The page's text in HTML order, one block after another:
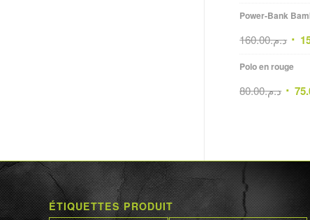
Power-Bank
د.م.160.00
Polo en rouge
د.م.80.00
ÉTIQUETTES PRODUIT